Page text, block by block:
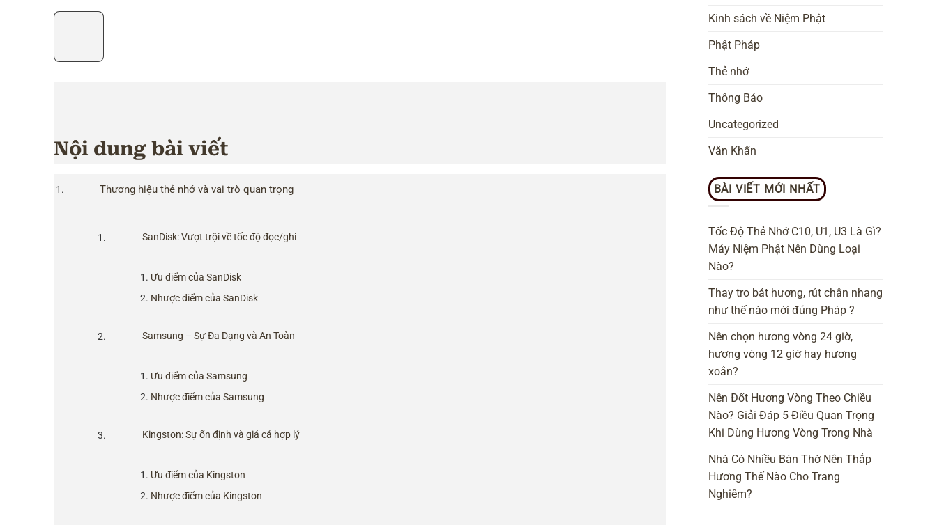
Nội dung bài viết
Thương hiệu thẻ nhớ và vai trò quan trọng
SanDisk: Vượt trội về tốc độ đọc/ghi
Ưu điểm của SanDisk
Nhược điểm của SanDisk
Samsung – Sự Đa Dạng và An Toàn
Ưu điểm của Samsung
Nhược điểm của Samsung
Kingston: Sự ổn định và giá cả hợp lý
Ưu điểm của Kingston
Nhược điểm của Kingston
Kinh sách về Niệm Phật
Phật Pháp
Thẻ nhớ
Thông Báo
Uncategorized
Văn Khấn
BÀI VIẾT MỚI NHẤT
Tốc Độ Thẻ Nhớ C10, U1, U3 Là Gì?
Máy Niệm Phật Nên Dùng Loại
Nào?
Thay tro bát hương, rút chân nhang
như thế nào mới đúng Pháp ?
Nên chọn hương vòng 24 giờ,
hương vòng 12 giờ hay hương
xoắn?
Nên Đốt Hương Vòng Theo Chiều
Nào? Giải Đáp 5 Điều Quan Trọng
Khi Dùng Hương Vòng Trong Nhà
Nhà Có Nhiều Bàn Thờ Nên Thắp
Hương Thế Nào Cho Trang
Nghiêm?